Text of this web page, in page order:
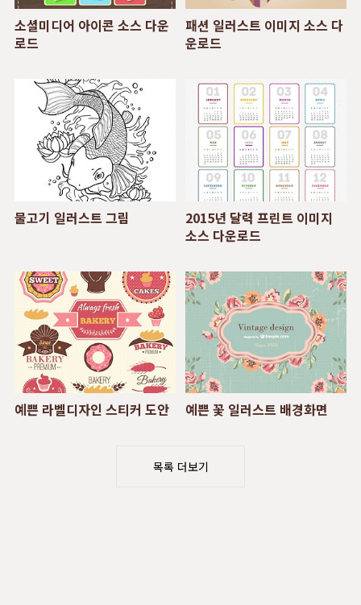
소셜미디어 아이콘 소스 다운
로드
패션 일러스트 이미지 소스 다
운로드
물고기 일러스트 그림
2015년 달력 프린트 이미지
소스 다운로드
예쁜 라벨디자인 스티커 도안 예쁜 꽃 일러스트 배경화면
목록 더보기